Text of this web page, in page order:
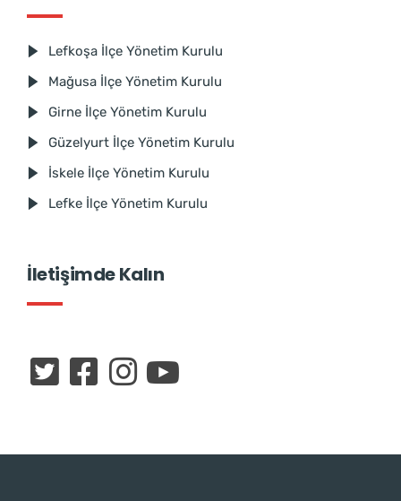
Lefkoşa İlçe Yönetim Kurulu
Mağusa İlçe Yönetim Kurulu
Girne İlçe Yönetim Kurulu
Güzelyurt İlçe Yönetim Kurulu
İskele İlçe Yönetim Kurulu
Lefke İlçe Yönetim Kurulu
İletişimde Kalın